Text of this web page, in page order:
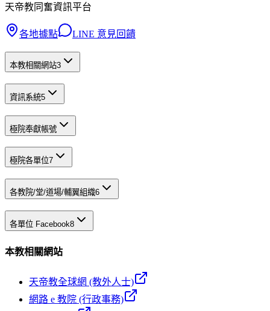
天帝教同奮資訊平台
各地據點 LINE 意見回饋
本教相關網站3
資訊系統5
極院奉獻帳號
極院各單位7
各教院/堂/道場/輔翼組織6
各單位 Facebook8
本教相關網站
天帝教全球網 (教外人士)
網路 e 教院 (行政事務)